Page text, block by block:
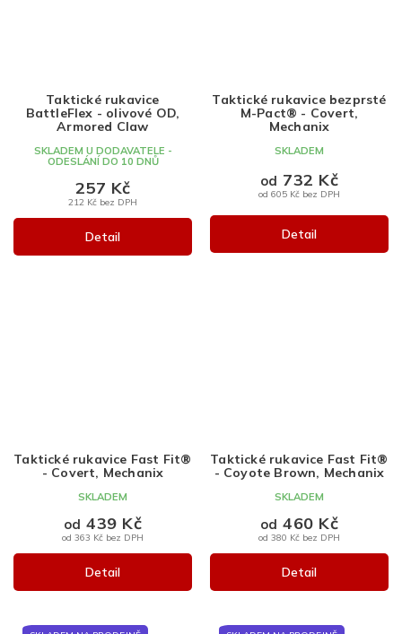
Taktické rukavice
BattleFlex - olivové OD,
Armored Claw
SKLADEM U DODAVATELE -
ODESLÁNÍ DO 10 DNŮ
212 Kč bez DPH
257 Kč
Detail
Taktické rukavice bezprsté
M-Pact® - Covert,
Mechanix
SKLADEM
od 605 Kč bez DPH
od 732 Kč
Detail
Taktické rukavice Fast Fit®
- Covert, Mechanix
SKLADEM
od 363 Kč bez DPH
od 439 Kč
Detail
Taktické rukavice Fast Fit®
- Coyote Brown, Mechanix
SKLADEM
od 380 Kč bez DPH
od 460 Kč
Detail